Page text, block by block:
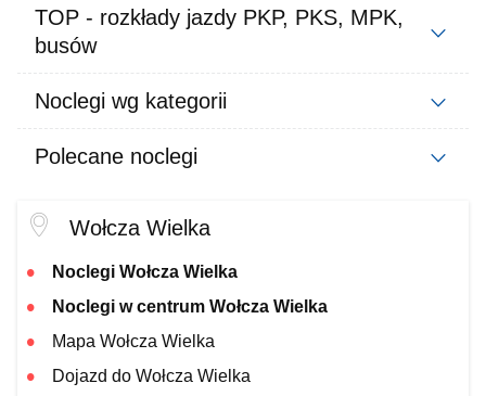
TOP - rozkłady jazdy PKP, PKS, MPK,
busów
Noclegi wg kategorii
Polecane noclegi
Wołcza Wielka
Noclegi Wołcza Wielka
Noclegi w centrum Wołcza Wielka
Mapa Wołcza Wielka
Dojazd do Wołcza Wielka